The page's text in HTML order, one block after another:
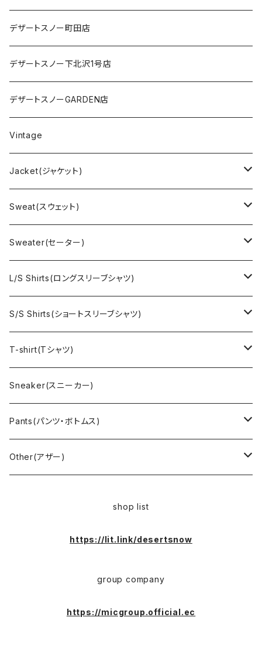
デザートスノー町田店
デザートスノー下北沢1号店
デザートスノーGARDEN店
Vintage
Jacket(ジャケット)
US Military(ユーエスミリタリー)
EURO Military(ユーロミリタリー）
Ralph Laurne(ラルフローレン)
Denim jacket(デニムジャケット)
Vest(ベスト)
Outdoor(アウトドア)
Cover all(カバーオール)
Nylon Jacket(ナイロンジャケット)
Sweat(スウェット)
Champion(チャンピオン)
Reverse Weave(リバースウィーブ)
Sports sweat(スポーツ スウェット)
Character(キャラクター)
Lee （リー）
Russell（ラッセル）
Sweater(セーター)
Ralph Lauren(ラルフローレン)
Brand(ブランド)
LACOSTE(ラコステ)
Cardigan(カーディガン)
Vest(ベスト)
Military （ミリタリー）
L/S Shirts(ロングスリーブシャツ)
Ralph Lauren(ラルフローレン)
Brooks Brothers(ブルックスブラザーズ)
Military（ミリタリー）
Euro(ヨーロッパ)
Work（ワーク）
S/S Shirts(ショートスリーブシャツ)
Ralph Lauren (ラルフローレン)
Hawaiian(ハワイアン)
Military (ミリタリー )
bowling（ボウリング）
T-shirt(Tシャツ)
Champion(チャンピオン)
Sport(スポーツ)
Harley Davidson(ハーレーダビッドソン)
Sneaker(スニーカー)
Pants(パンツ・ボトムス)
Carhartt,Dickies(カーハート、ディッキーズ)
Other(アザー)
shop list
https://lit.link/desertsnow
group company
https://micgroup.official.ec